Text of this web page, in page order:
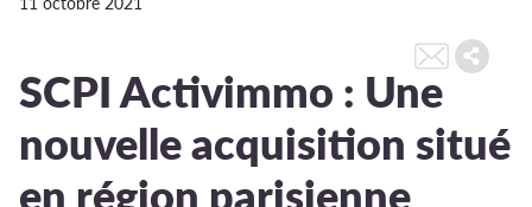
SCPI Activimmo : Une
nouvelle acquisition situé
en région parisienne